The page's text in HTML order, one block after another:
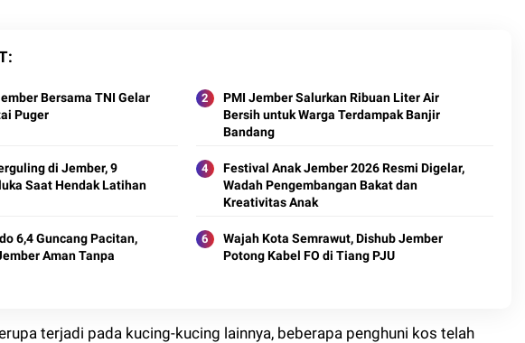
Bersama TNI Gelar
Puger
PMI Jember Salurkan Ribuan Liter Air
Bersih untuk Warga Terdampak Banjir
Bandang
di Jember, 9
Saat Hendak Latihan
Festival Anak Jember 2026 Resmi Digelar,
Wadah Pengembangan Bakat dan
Kreativitas Anak
6,4 Guncang Pacitan,
Aman Tanpa
Wajah Kota Semrawut, Dishub Jember
Potong Kabel FO di Tiang PJU
terjadi pada kucing-kucing lainnya, beberapa penghuni kos telah